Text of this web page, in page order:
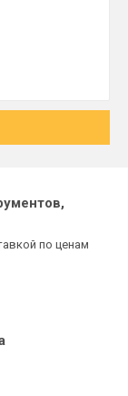
по ценам